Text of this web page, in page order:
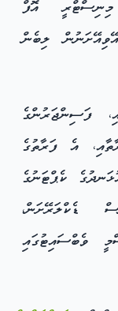
އޮފް
ލިބެން
ފަސިންޖަރުންގެ
އެ ފަރާތުގެ
ކެޕްޓަނުގެ
ޑެކްލަރޭށަން،
ވެބްސައިޓުގައި